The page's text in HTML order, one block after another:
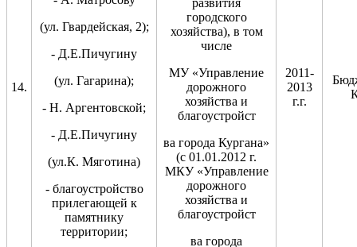
14.
(ул. Гвардейская, 2);
- Д.Е.Пичугину
(ул. Гагарина);
- Н. Аргентовской;
- Д.Е.Пичугину
(ул.К. Мяготина)
- благоустройство
прилегающей к
памятнику
территории;
городского
хозяйства), в том
числе
МУ «Управление
дорожного
хозяйства и
благоустройст
ва города Кургана»
(с 01.01.2012 г.
МКУ «Управление
дорожного
хозяйства и
благоустройст
ва города
2011-
2013
г.г.